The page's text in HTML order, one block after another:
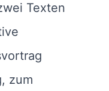
Texten
zum